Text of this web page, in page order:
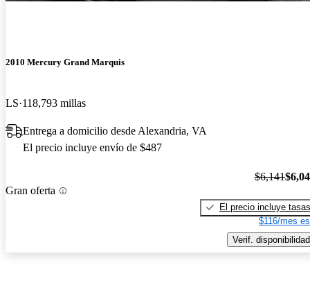
2010 Mercury Grand Marquis
LS 118,793 millas
Entrega a domicilio desde Alexandria, VA
El precio incluye envío de $487
Gran oferta
$6,141
El precio incluye tasas
$116/mes
Verif. disponibilidad